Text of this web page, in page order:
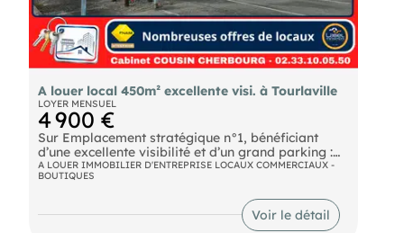
A louer local 450m² excellente visi. à Tourlaville
LOYER MENSUEL
4 900 €
Sur Emplacement stratégique n°1, bénéficiant
d’une excellente visibilité et d’un grand parking :
Local d’environ 450 m2, rénové récemment,
offrant des volumes adaptés à de nombreuses
activités commerciales ou professionnelles.
Emplacement premium à forte fréquentation
Local rénové récemment, peu de travaux Très
A LOUER IMMOBILIER D'ENTREPRISE LOCAUX COMMERCIAUX -
BOUTIQUES
Voir le détail